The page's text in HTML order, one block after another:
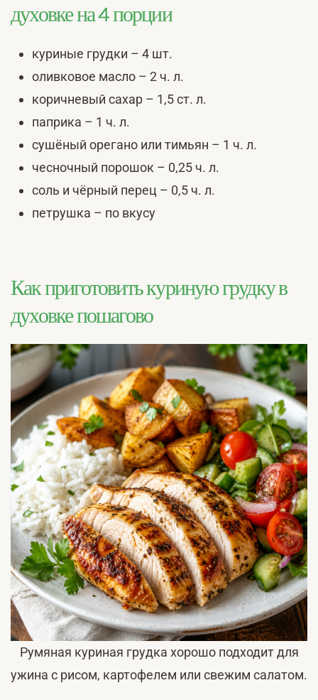
духовке на 4 порции
куриные грудки – 4 шт.
оливковое масло – 2 ч. л.
коричневый сахар – 1,5 ст. л.
паприка – 1 ч. л.
сушёный орегано или тимьян – 1 ч. л.
чесночный порошок – 0,25 ч. л.
соль и чёрный перец – 0,5 ч. л.
петрушка – по вкусу
Как приготовить куриную грудку в
духовке пошагово
Румяная куриная грудка хорошо подходит для
ужина с рисом, картофелем или свежим салатом.